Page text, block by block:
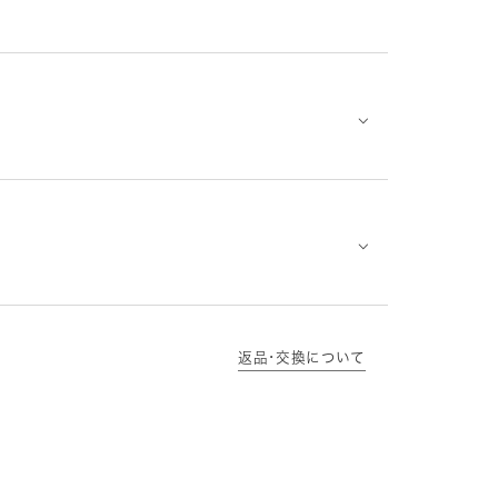
⌵
⌵
返品･交換について